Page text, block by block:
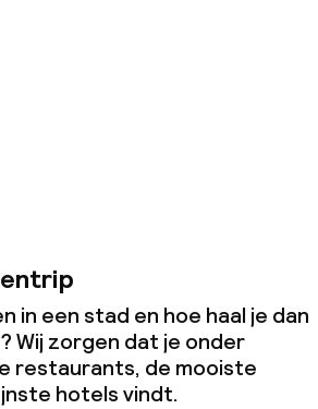
in een stad en hoe haal je dan
Wij zorgen dat je onder
restaurants, de mooiste
hotels vindt.